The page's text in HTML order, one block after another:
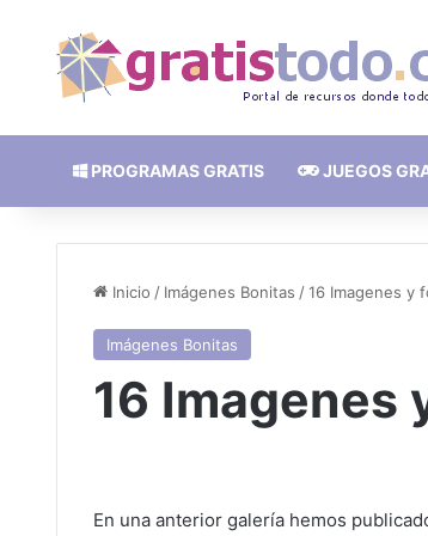
PROGRAMAS GRATIS JUEGOS
Inicio / Imágenes Bonitas /16 Imagenes y
Imágenes Bonitas
16 Imagenes
En una anterior galería hemos